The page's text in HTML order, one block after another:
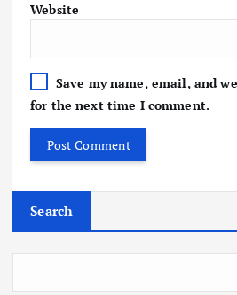
Website
Save my name, email, and
for the next time I comment.
Search